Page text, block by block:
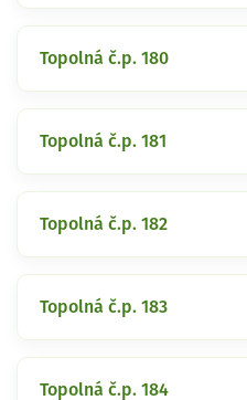
Topolná č.p. 180
Topolná č.p. 181
Topolná č.p. 182
Topolná č.p. 183
Topolná č.p. 184